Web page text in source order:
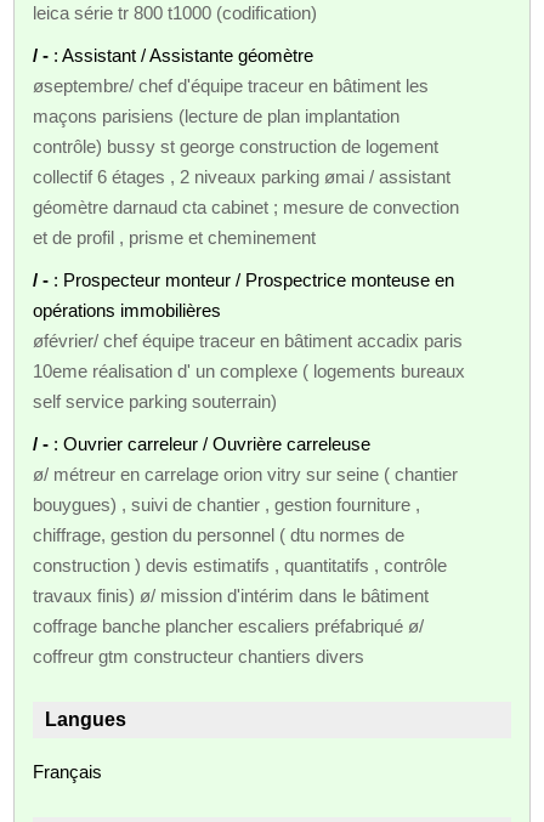
leica série tr 800 t1000 (codification)
/ - : Assistant / Assistante géomètre
øseptembre/ chef d'équipe traceur en bâtiment les
maçons parisiens (lecture de plan implantation
contrôle) bussy st george construction de logement
collectif 6 étages , 2 niveaux parking ømai / assistant
géomètre darnaud cta cabinet ; mesure de convection
et de profil , prisme et cheminement
/ - : Prospecteur monteur / Prospectrice monteuse en
opérations immobilières
øfévrier/ chef équipe traceur en bâtiment accadix paris
10eme réalisation d' un complexe ( logements bureaux
self service parking souterrain)
/ - : Ouvrier carreleur / Ouvrière carreleuse
ø/ métreur en carrelage orion vitry sur seine ( chantier
bouygues) , suivi de chantier , gestion fourniture ,
chiffrage, gestion du personnel ( dtu normes de
construction ) devis estimatifs , quantitatifs , contrôle
travaux finis) ø/ mission d'intérim dans le bâtiment
coffrage banche plancher escaliers préfabriqué ø/
coffreur gtm constructeur chantiers divers
Langues
Français